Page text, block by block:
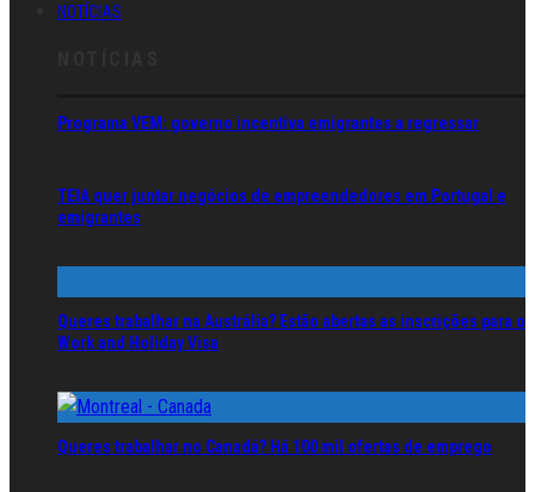
NOTÍCIAS
Programa VEM: governo incentiva emigrantes a regressar
TEIA quer juntar negócios de empreendedores em Portugal e
emigrantes
Queres trabalhar na Austrália? Estão abertas as inscrições para o
Work and Holiday Visa
Queres trabalhar no Canadá? Há 100 mil ofertas de emprego